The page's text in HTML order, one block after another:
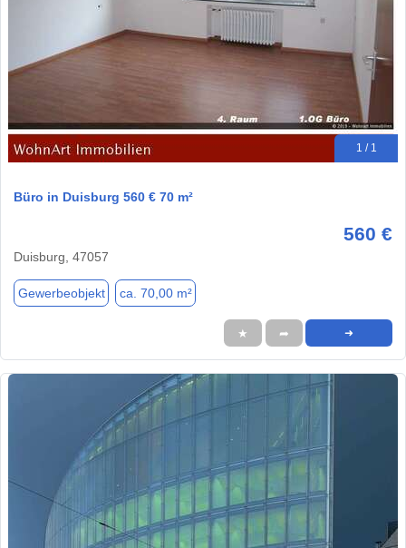
1 / 1
Büro in Duisburg 560 € 70 m²
560 €
Duisburg, 47057
Gewerbeobjekt ca. 70,00 m²
★ ➦ ➜